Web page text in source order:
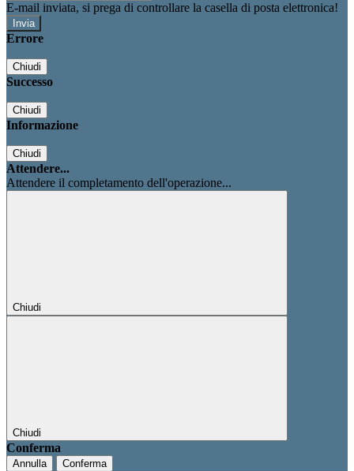
E-mail inviata, si prega di controllare la casella di posta elettronica!
Errore
Chiudi
Successo
Chiudi
Informazione
Chiudi
Attendere...
Attendere il completamento dell'operazione...
Chiudi
Chiudi
Conferma
Annulla Conferma